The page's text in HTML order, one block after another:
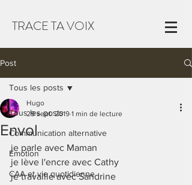
TRACE TA VOIX
Post
Tous les posts
Communication alternative
Emotion
CAA et vie quotidienne
Tous les posts
Envol
Hugo
29 sept. 2019 1 min de lecture
je parle avec Maman
je lève l'encre avec Cathy
je travaille avec Sandrine